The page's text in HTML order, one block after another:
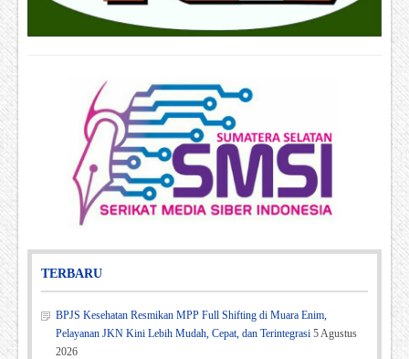
TERBARU
BPJS Kesehatan Resmikan MPP Full Shifting di Muara Enim,
Pelayanan JKN Kini Lebih Mudah, Cepat, dan Terintegrasi 5 Agustus
2026